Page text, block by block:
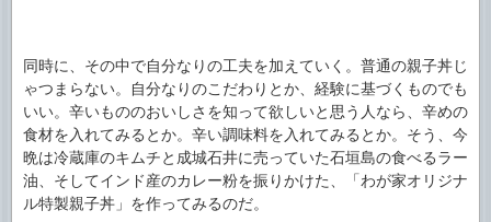
同時に、その中で自分なりの工夫を加えていく。普通の親子丼じ
ゃつまらない。自分なりのこだわりとか、経験に基づくものでも
いい。辛いもののおいしさを知って欲しいと思う人なら、辛めの
食材を入れてみるとか。辛い調味料を入れてみるとか。そう、今
晩は冷蔵庫のキムチと成城石井に売っていた石垣島の食べるラー
油、そしてインド産のカレー粉を振りかけた、「わが家オリジナ
ル特製親子丼」を作ってみるのだ。